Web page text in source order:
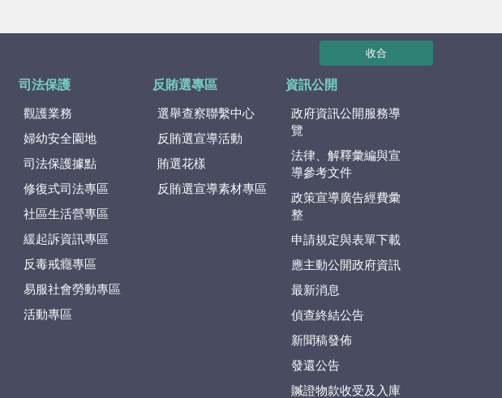
收合
司法保護
觀護業務
婦幼安全園地
司法保護據點
修復式司法專區
社區生活營專區
緩起訴資訊專區
反毒戒癮專區
易服社會勞動專區
活動專區
反賄選專區
選舉查察聯繫中心
反賄選宣導活動
賄選花樣
反賄選宣導素材專區
資訊公開
政府資訊公開服務導
覽
法律、解釋彙編與宣
導參考文件
政策宣導廣告經費彙
整
申請規定與表單下載
應主動公開政府資訊
最新消息
偵查終結公告
新聞稿發佈
發還公告
贓證物款收受及入庫